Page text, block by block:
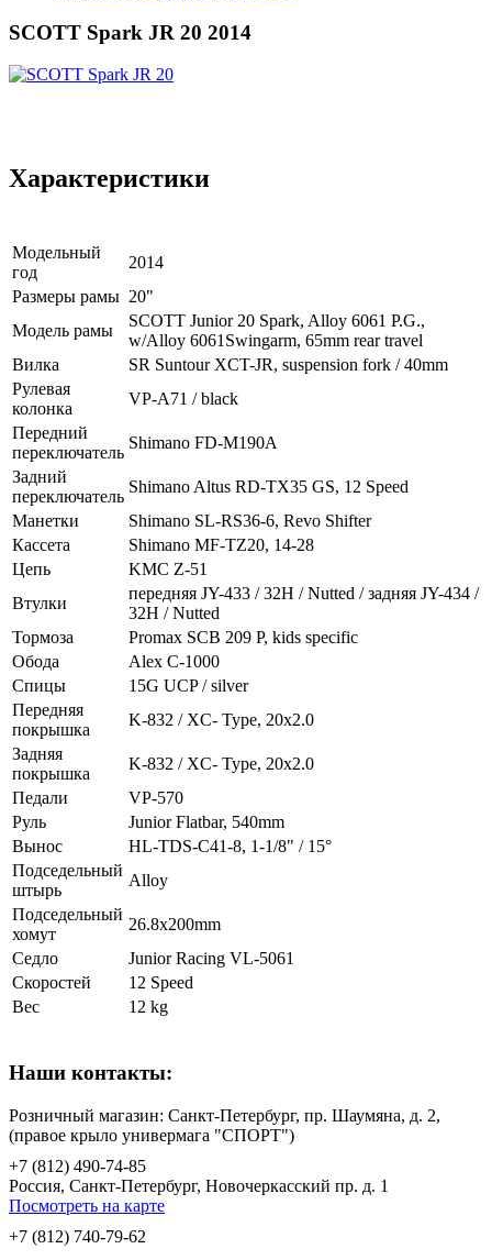
SCOTT Spark JR 20 2014
Характеристики
Модельный
год
2014
Размеры рамы 20"
Модель рамы
SCOTT Junior 20 Spark, Alloy 6061 P.G.,
w/Alloy 6061Swingarm, 65mm rear travel
Вилка
SR Suntour XCT-JR, suspension fork / 40mm
Рулевая
колонка
VP-A71 / black
Передний
переключатель
Shimano FD-M190A
Задний
переключатель
Shimano Altus RD-TX35 GS, 12 Speed
Манетки
Shimano SL-RS36-6, Revo Shifter
Кассета
Shimano MF-TZ20, 14-28
Цепь
KMC Z-51
Втулки
передняя JY-433 / 32H / Nutted / задняя JY-434 /
32H / Nutted
Тормоза
Promax SCB 209 P, kids specific
Обода
Alex C-1000
Спицы
15G UCP / silver
Передняя
покрышка
K-832 / XC- Type, 20x2.0
Задняя
покрышка
K-832 / XC- Type, 20x2.0
Педали
VP-570
Руль
Junior Flatbar, 540mm
Вынос
HL-TDS-C41-8, 1-1/8" / 15°
Подседельный
штырь
Alloy
Подседельный
хомут
26.8x200mm
Седло
Junior Racing VL-5061
Скоростей
12 Speed
Вес
12 kg
Наши контакты:
Розничный магазин: Санкт-Петербург, пр. Шаумяна, д. 2,
(правое крыло универмага "СПОРТ")
+7 (812) 490-74-85
Россия, Санкт-Петербург, Новочеркасский пр. д. 1
Посмотреть на карте
+7 (812) 740-79-62